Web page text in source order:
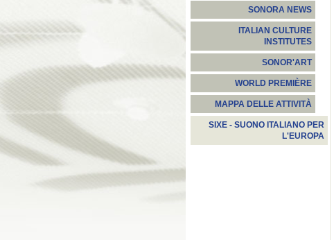
SONORA NEWS
ITALIAN CULTURE
INSTITUTES
SONOR'ART
WORLD PREMIÈRE
MAPPA DELLE ATTIVITÀ
SIXE - SUONO ITALIANO PER
L'EUROPA